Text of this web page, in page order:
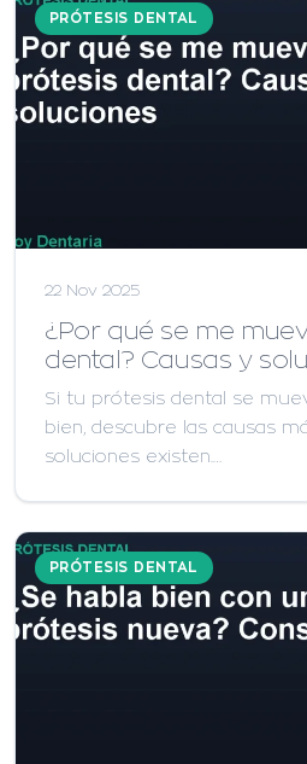
PRÓTESIS DENTAL
22 Nov 2025
¿Por qué se me
dental? Causas y
Si tu prótesis dental se
bien, descubre las causas
soluciones existen.…
PRÓTESIS DENTAL